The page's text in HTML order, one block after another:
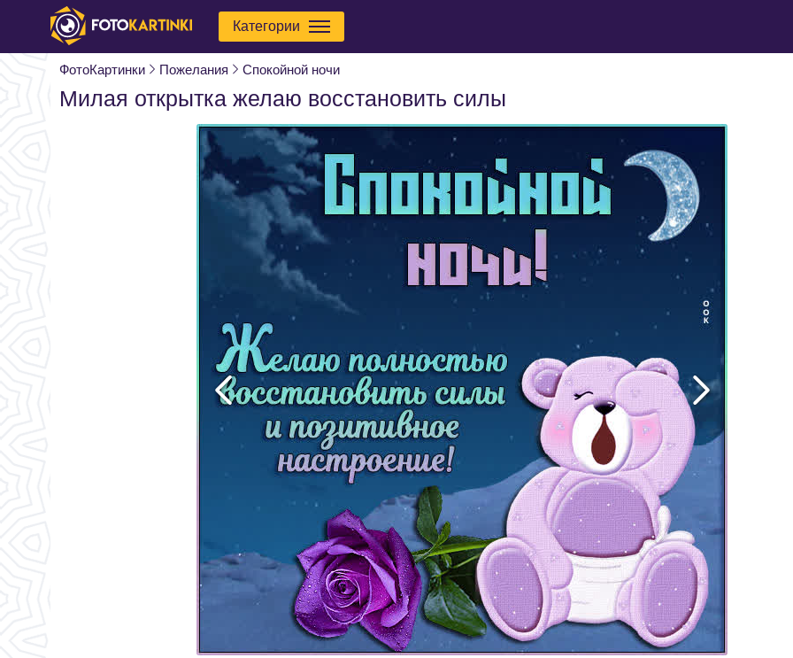
Категории
ФотоКартинки Пожелания Спокойной ночи
Милая открытка желаю восстановить силы